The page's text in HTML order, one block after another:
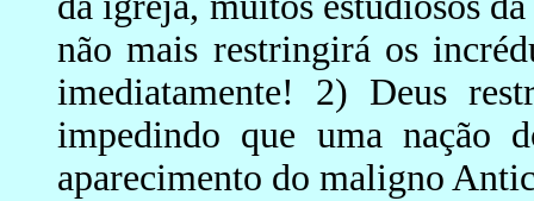
não mais restringirá os
imediatamente! 2) Deus
impedindo que uma nação
aparecimento do maligno